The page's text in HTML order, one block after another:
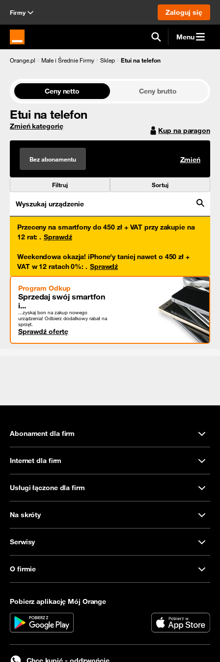
Firmy Zaloguj się
Strona główna Orange.pl Menu
Orange.pl Małe i Średnie Firmy Sklep Etui na telefon
Ceny netto Ceny brutto
Etui na telefon
Zmień kategorię Kup na paragon
Bez abonamentu Zmień
Filtruj Sortuj
Wyszukaj urządzenie
Przeceny na smartfony do 450 zł + VAT przy zakupie na
12 rat: . Sprawdź
Weekendowa okazja! iPhone'y taniej nawet o 450 zł +
VAT w 12 ratach 0%: . Sprawdź
Program Odkup
Sprzedaj swój smartfon
i...
...zyskaj bon na zakup nowego
urządzenia! Odbierz dodatkowy rabat na
sprzęt.
Sprawdź ofertę
Abonament dla firm
Internet dla firm
Usługi łączone dla firm
Na skróty
Serwisy
O firmie
Pobierz aplikację Mój Orange